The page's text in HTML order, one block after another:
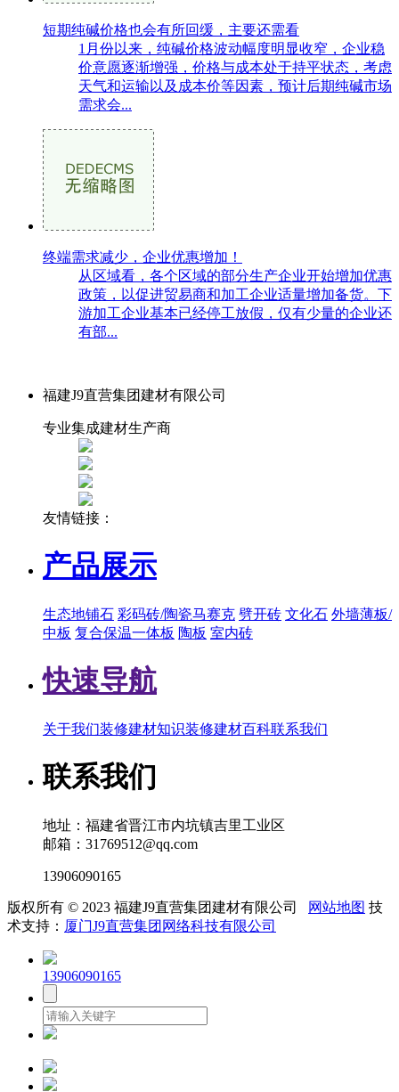
短期纯碱价格也会有所回缓，主要还需看
1月份以来，纯碱价格波动幅度明显收窄，企业稳
价意愿逐渐增强，价格与成本处于持平状态，考虑
天气和运输以及成本价等因素，预计后期纯碱市场
需求会...
终端需求减少，企业优惠增加！
从区域看，各个区域的部分生产企业开始增加优惠
政策，以促进贸易商和加工企业适量增加备货。下
游加工企业基本已经停工放假，仅有少量的企业还
有部...
福建J9直营集团建材有限公司
专业集成建材生产商
友情链接：
产品展示
生态地铺石 彩码砖/陶瓷马赛克 劈开砖 文化石 外墙薄板/
中板 复合保温一体板 陶板 室内砖
快速导航
关于我们装修建材知识装修建材百科联系我们
联系我们
地址：福建省晋江市内坑镇吉里工业区
邮箱：31769512@qq.com
13906090165
版权所有 © 2023 福建J9直营集团建材有限公司 网站地图 技
术支持： 厦门J9直营集团网络科技有限公司
13906090165